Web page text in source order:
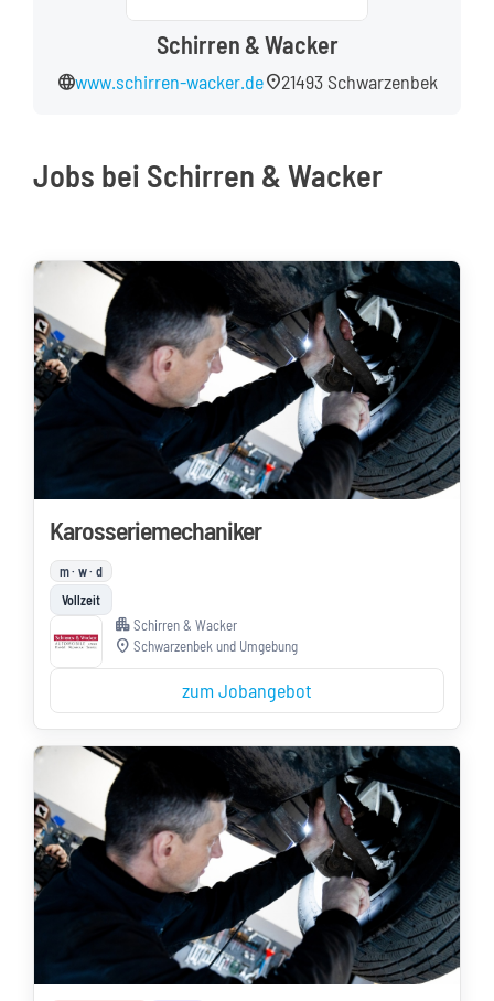
Kontakt
Schirren & Wacker
languagewww.schirren-wacker.delocation_on21493 Schwarzenbek
Jobs bei Schirren & Wacker
Karosseriemechaniker
m · w · d
Vollzeit
apartmentSchirren & Wacker
location_on Schwarzenbek und Umgebung
zum Jobangebot